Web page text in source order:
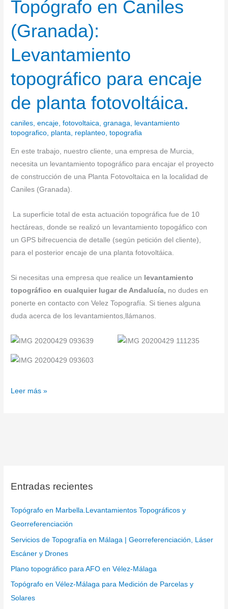
Topógrafo en Caniles
(Granada):
Levantamiento
topográfico para encaje
de planta fotovoltáica.
caniles,encaje,fotovoltaica,granaga, levantamiento
topografico, planta, replanteo,topografia
En este trabajo, nuestro cliente, una empresa de Murcia,
necesita un levantamiento topográfico para encajar el proyecto
de construcción de una Planta Fotovoltaica en la localidad de
Caniles (Granada).
La superficie total de esta actuación topográfica fue de 10
hectáreas, donde se realizó un levantamiento topogáfico con
un GPS bifrecuencia de detalle (según petición del cliente),
para el posterior encaje de una planta fotovoltáica.
Si necesitas una empresa que realice un levantamiento
topográfico en cualquier lugar de Andalucía, no dudes en
ponerte en contacto con Velez Topografía. Si tienes alguna
duda acerca de los levantamientos,llámanos.
en
Caniles
(Granada):
Levantamiento
para
encaje
de
fotovoltáica.
Leer más »
Entradas recientes
Topógrafo en Marbella.Levantamientos Topográficos y
Georreferenciación
Servicios de Topografía en Málaga | Georreferenciación, Láser
Escáner y Drones
Plano topográfico para AFO en Vélez-Málaga
Topógrafo en Vélez-Málaga para Medición de Parcelas y
Solares